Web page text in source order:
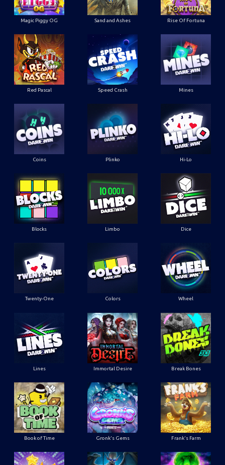
Magic Piggy OG Sand and Ashes Rise Of Fortuna
Red Pascal Speed Crash Mines
Coins Plinko Hi-Lo
Blocks Limbo Dice
Twenty-One Colors Wheel
Lines Immortal Desire Break Bones
Book of Time Gronk's Gems Frank's Farm